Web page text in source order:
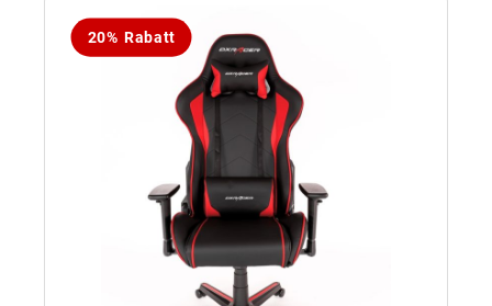
20% Rabatt